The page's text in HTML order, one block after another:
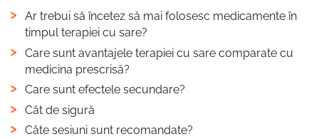
Ar trebui să încetez să mai folosesc medicamente în
timpul terapiei cu sare?
Care sunt avantajele terapiei cu sare comparate cu
medicina prescrisă?
Care sunt efectele secundare?
Cât de sigură
Câte sesiuni sunt recomandate?